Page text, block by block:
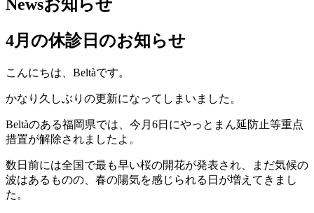
Newsお知らせ
4月の休診日のお知らせ
こんにちは、Beltàです。
かなり久しぶりの更新になってしまいました。
Beltàのある福岡県では、今月6日にやっとまん延防止等重点
措置が解除されましたよ。
数日前には全国で最も早い桜の開花が発表され、まだ気候の
波はあるものの、春の陽気を感じられる日が増えてきまし
た。